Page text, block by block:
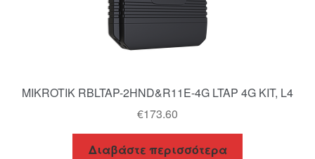
MIKROTIK RBLTAP-2HND&R11E-4G LTAP 4G KIT, L4
€173.60
Διαβάστε περισσότερα